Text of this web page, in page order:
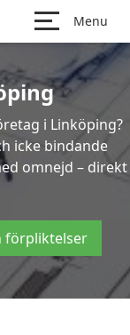
Menu
i Linköping?
icke bindande
omnejd – direkt
förpliktelser